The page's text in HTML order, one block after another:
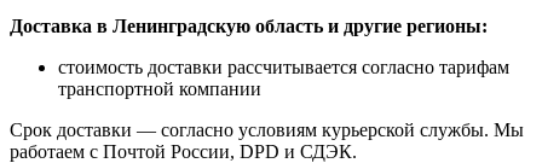
Доставка в Ленинградскую область и другие регионы:
стоимость доставки рассчитывается согласно тарифам
транспортной компании
Срок доставки — согласно условиям курьерской службы. Мы
работаем с Почтой России, DPD и СДЭК.